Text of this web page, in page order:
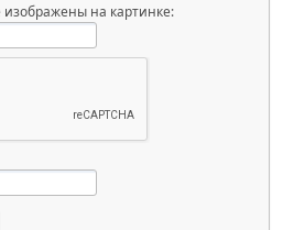
на картинке: